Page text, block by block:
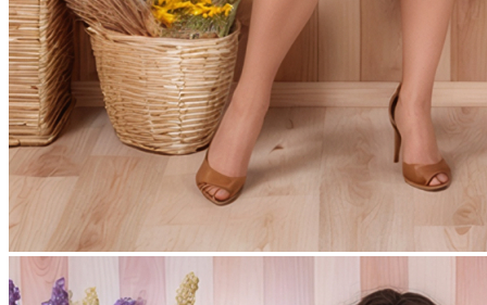
8 марта | тематический раздел